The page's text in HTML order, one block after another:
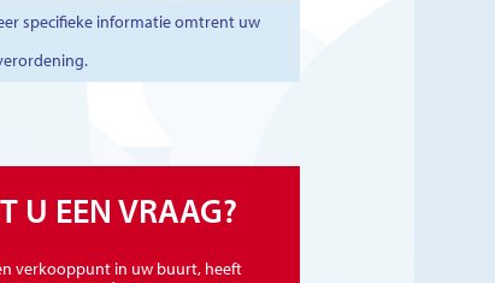
specifieke informatie omtrent uw
U EEN VRAAG?
verkooppunt in uw buurt, heeft